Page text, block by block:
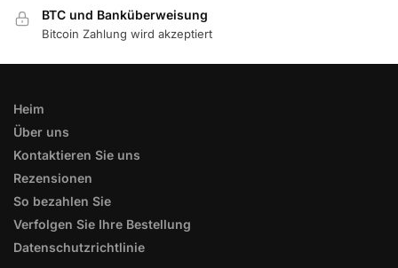
BTC und Banküberweisung
Bitcoin Zahlung wird akzeptiert
Heim
Über uns
Kontaktieren Sie uns
Rezensionen
So bezahlen Sie
Verfolgen Sie Ihre Bestellung
Datenschutzrichtlinie